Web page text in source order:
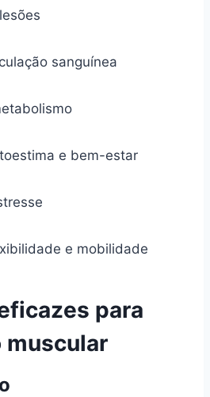
sanguínea
e bem-estar
e mobilidade
para